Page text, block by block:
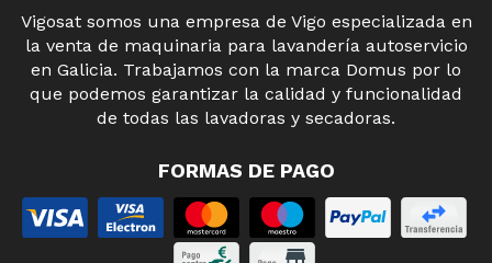
Vigosat somos una empresa de Vigo especializada en
la venta de maquinaria para lavandería autoservicio
en Galicia. Trabajamos con la marca Domus por lo
que podemos garantizar la calidad y funcionalidad
de todas las lavadoras y secadoras.
FORMAS DE PAGO